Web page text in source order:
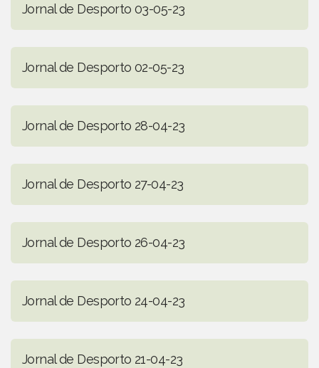
Jornal de Desporto 03-05-23
Jornal de Desporto 02-05-23
Jornal de Desporto 28-04-23
Jornal de Desporto 27-04-23
Jornal de Desporto 26-04-23
Jornal de Desporto 24-04-23
Jornal de Desporto 21-04-23